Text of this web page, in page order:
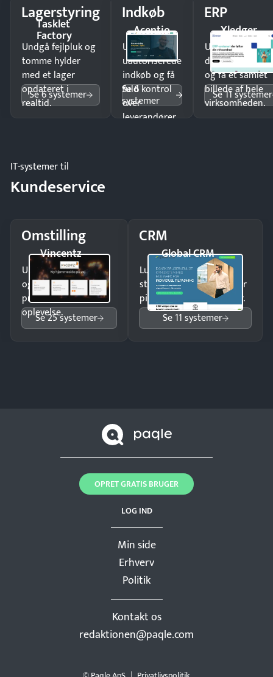
Lagerstyring
Tasklet
Factory
Undgå fejlpluk og
tomme hylder
med et lager
opdateret i
realtid.
Se 6 systemer
Indkøb
Acentio
Undgå
uautoriserede
indkøb og få
fuld kontrol
over
leverandører
Se 6
systemer
ERP
Xledger
Undgå
og få ét samlet
billede af hele
virksomheden.
Se 11 systemer
IT-systemer til
Kundeservice
Omstilling
Vincentz
Undgå tabte opkald
og giv kunderne en
professionel
oplevelse.
Se 25 systemer
CRM
Global CRM
Luk flere salg med et
struktureret overblik over
pipeline og opfølgninger.
Se 11 systemer
Min side
Erhverv
Politik
Kontakt os
redaktionen@paqle.com
LOG IND
OPRET GRATIS BRUGER